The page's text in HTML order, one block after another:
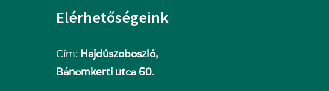
Elérhetőségeink
Cím: Hajdúszoboszló,
Bánomkerti utca 60.